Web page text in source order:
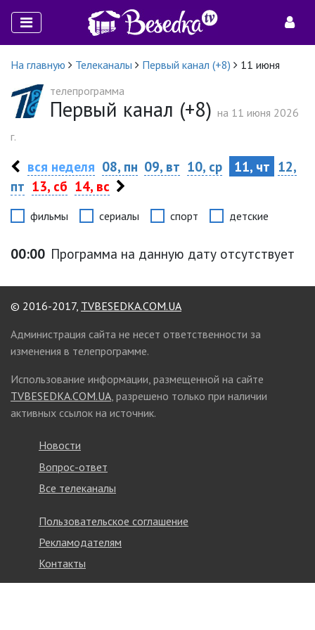
На главную Телеканалы Первый канал (+8)
11 июня
телепрограмма
Первый канал (+8) на 11 июня 2026
г.
вся неделя 08, пн 09, вт 10, ср 11, чт 12,
пт 13, сб 14, вс
фильмы сериалы спорт детские
00:00 Программа на данную дату отсутствует
© 2016-2017, TVBESEDKA.COM.UA
Администрация сайта не несет ответственности за
изменения в телепрограмме.
Использование информации, размещенной на сайте
TVBESEDKA.COM.UA, разрешено только при наличии
активных ссылок на источник.
Новости
Вопрос-ответ
Все телеканалы
Пользовательское соглашение
Рекламодателям
Контакты